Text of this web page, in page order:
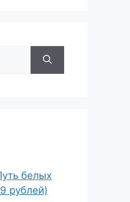
белых
рублей)